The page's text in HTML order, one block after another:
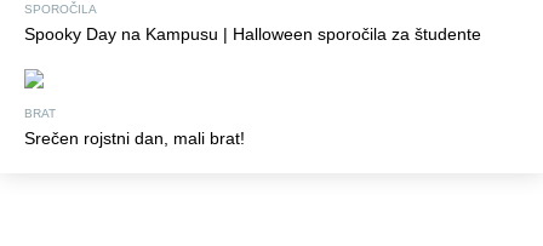
SPOROČILA
Spooky Day na Kampusu | Halloween sporočila za študente
BRAT
Srečen rojstni dan, mali brat!